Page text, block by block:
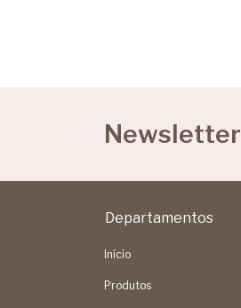
Newsletter
Departamentos
Início
Produtos